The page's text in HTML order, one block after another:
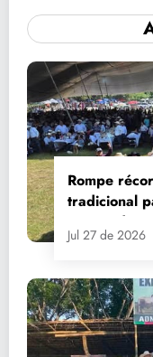
Rompe
tradicional
Fiestas de
Jul 27 de 2026